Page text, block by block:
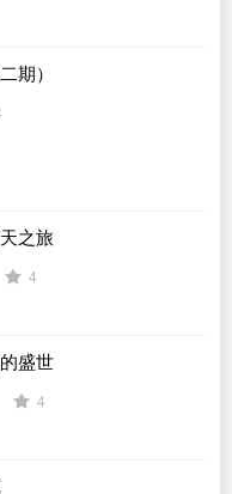
期）
之旅
4
盛世
4